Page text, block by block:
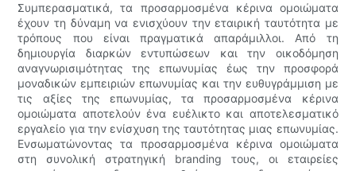
Συμπερασματικά, τα προσαρμοσμένα κέρινα ομοιώματα
έχουν τη δύναμη να ενισχύουν την εταιρική ταυτότητα με
τρόπους που είναι πραγματικά απαράμιλλοι. Από τη
δημιουργία διαρκών εντυπώσεων και την οικοδόμηση
αναγνωρισιμότητας της επωνυμίας έως την προσφορά
μοναδικών εμπειριών επωνυμίας και την ευθυγράμμιση με
τις αξίες της επωνυμίας, τα προσαρμοσμένα κέρινα
ομοιώματα αποτελούν ένα ευέλικτο και αποτελεσματικό
εργαλείο για την ενίσχυση της ταυτότητας μιας επωνυμίας.
Ενσωματώνοντας τα προσαρμοσμένα κέρινα ομοιώματα
στη συνολική στρατηγική branding τους, οι εταιρείες